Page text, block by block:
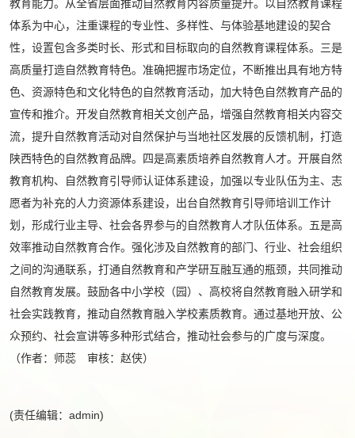
教育能力。从全省层面推动自然教育内容质量提升。以自然教育课程
体系为中心，注重课程的专业性、多样性、与体验基地建设的契合
性，设置包含多类时长、形式和目标取向的自然教育课程体系。三是
高质量打造自然教育特色。准确把握市场定位，不断推出具有地方特
色、资源特色和文化特色的自然教育活动，加大特色自然教育产品的
宣传和推介。开发自然教育相关文创产品，增强自然教育相关内容交
流，提升自然教育活动对自然保护与当地社区发展的反馈机制，打造
陕西特色的自然教育品牌。四是高素质培养自然教育人才。开展自然
教育机构、自然教育引导师认证体系建设，加强以专业队伍为主、志
愿者为补充的人力资源体系建设，出台自然教育引导师培训工作计
划，形成行业主导、社会各界参与的自然教育人才队伍体系。五是高
效率推动自然教育合作。强化涉及自然教育的部门、行业、社会组织
之间的沟通联系，打通自然教育和产学研互融互通的瓶颈，共同推动
自然教育发展。鼓励各中小学校（园）、高校将自然教育融入研学和
社会实践教育，推动自然教育融入学校素质教育。通过基地开放、公
众预约、社会宣讲等多种形式结合，推动社会参与的广度与深度。
（作者：师蕊 审核：赵侠）
(责任编辑：admin)